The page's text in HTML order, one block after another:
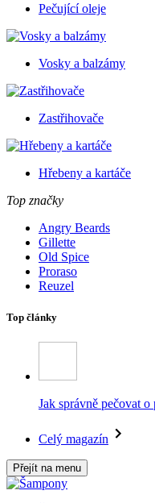
Pečující oleje
Vosky a balzámy
Zastřihovače
Hřebeny a kartáče
Top značky
Angry Beards
Gillette
Old Spice
Proraso
Reuzel
Top články
Jak správně pečovat o
Celý magazín
Přejít na menu